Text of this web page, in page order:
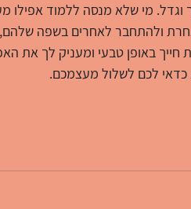
מי שלא מנסה ללמוד אפילו
ולהתחבר לאחרים בשפה
באופן טבעי ומעניק לך את
לכם לשלול מעצמכם.